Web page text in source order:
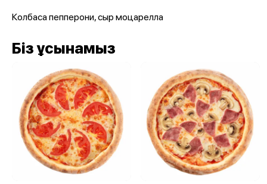
Колбаса пепперони, сыр моцарелла
Біз ұсынамыз